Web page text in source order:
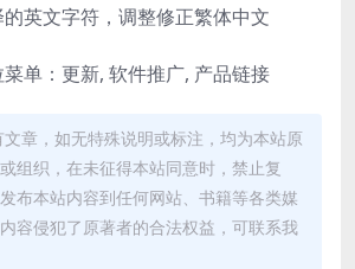
英文字符，调整修正繁体中文
单：更新, 软件推广, 产品链接
章，如无特殊说明或标注，均为本站原
组织，在未征得本站同意时，禁止复
布本站内容到任何网站、书籍等各类媒
容侵犯了原著者的合法权益，可联系我